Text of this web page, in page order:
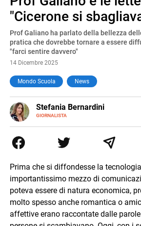
"Cicerone si
Prof Galiano ha parlato della bellezza
pratica che dovrebbe tornare a essere
"farci sentire davvero"
14 Dicembre 2025
Mondo Scuola News
Stefania Bernardini
GIORNALISTA
E-
MAIL
Tv di cronaca, politica, scuola,
esperienze nella redazione di
Prima che si diffondesse la
importantissimo mezzo di
poteva essere di natura economica,
molto spesso anche romantica o
affettive erano raccontate dalle